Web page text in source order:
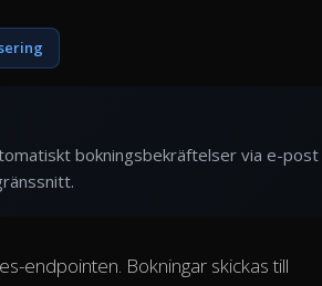
bokningsbekräftelser via e-post
endpointen. Bokningar skickas till